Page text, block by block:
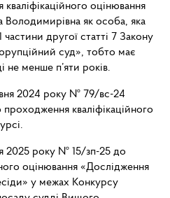
оцінювання
Володимирівна як особа, яка
частини другої статті 7 Закону
суд», тобто має
не менше п’яти років.
2024 року № 79/вс-24
кваліфікаційного
2025 року № 15/зп-25 до
оцінювання «Дослідження
у межах Конкурсу